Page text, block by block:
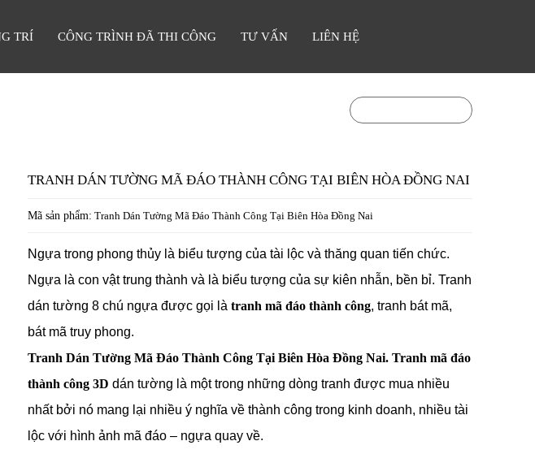
TRÍ CÔNG TRÌNH ĐÃ THI CÔNG TƯ VẤN LIÊN HỆ
TRANH DÁN TƯỜNG MÃ ĐÁO THÀNH CÔNG TẠI BIÊN HÒA ĐỒNG NAI
Mã sản phẩm: Tranh Dán Tường Mã Đáo Thành Công Tại Biên Hòa Đồng Nai
Ngựa trong phong thủy là biểu tượng của tài lộc và thăng quan tiến chức.
Ngựa là con vật trung thành và là biểu tượng của sự kiên nhẫn, bền bỉ. Tranh
dán tường 8 chú ngựa được gọi là tranh mã đáo thành công, tranh bát mã,
bát mã truy phong.
Tranh Dán Tường Mã Đáo Thành Công Tại Biên Hòa Đồng Nai. Tranh mã đáo
thành công 3D dán tường là một trong những dòng tranh được mua nhiều
nhất bởi nó mang lại nhiều ý nghĩa về thành công trong kinh doanh, nhiều tài
lộc với hình ảnh mã đáo – ngựa quay về.